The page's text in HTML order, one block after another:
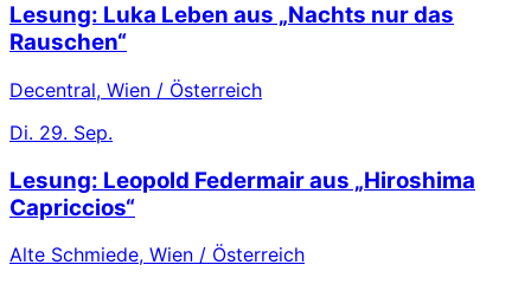
Lesung: Luka Leben aus „Nachts nur das
Rauschen“
Decentral, Wien / Österreich
Di. 29. Sep.
Lesung: Leopold Federmair aus „Hiroshima
Capriccios“
Alte Schmiede, Wien / Österreich